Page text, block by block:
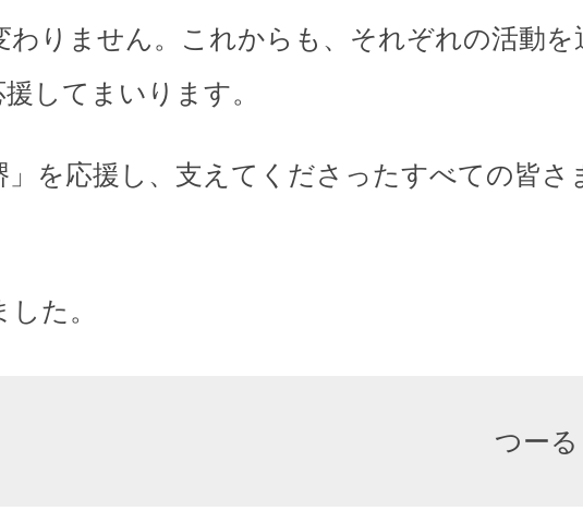
りません。これからも、それぞれの活動を
してまいります。
を応援し、支えてくださったすべての皆さ
た。
つー